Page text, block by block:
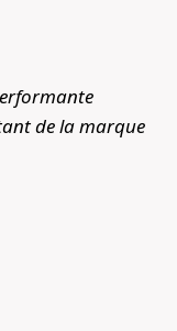
de la marque